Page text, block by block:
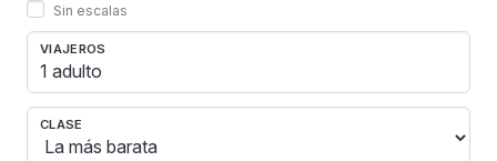
Sin escalas
VIAJEROS
1 adulto
CLASE